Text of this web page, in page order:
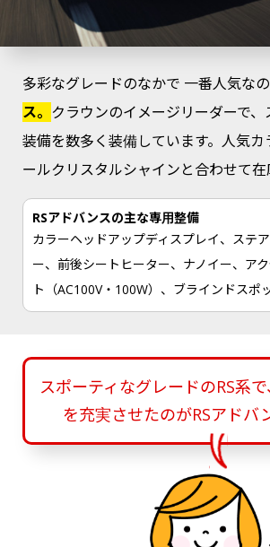
多彩なグレードのなかで 一番人気な
ス。 クラウンのイメージリーダーで
装備を数多く装備しています。人気
ールクリスタルシャインと合わせて在
RSアドバンスの主な専用整備
カラーヘッドアップディスプレイ、ステ
ー、前後シートヒーター、ナノイー、ア
ト（AC100V・100W）、ブラインドスポ
スポーティなグレードのRS系
を充実させたのがRSアドバ